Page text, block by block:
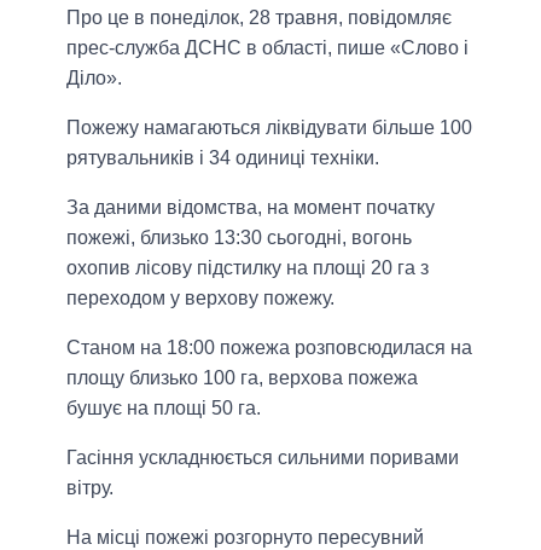
Про це в понеділок, 28 травня, повідомляє
прес-служба ДСНС в області, пише «Слово і
Діло».
Пожежу намагаються ліквідувати більше 100
рятувальників і 34 одиниці техніки.
За даними відомства, на момент початку
пожежі, близько 13:30 сьогодні, вогонь
охопив лісову підстилку на площі 20 га з
переходом у верхову пожежу.
Станом на 18:00 пожежа розповсюдилася на
площу близько 100 га, верхова пожежа
бушує на площі 50 га.
Гасіння ускладнюється сильними поривами
вітру.
На місці пожежі розгорнуто пересувний